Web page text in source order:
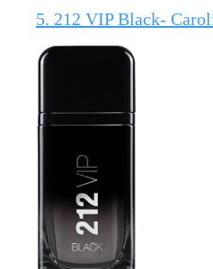
5. 212 VIP Black-